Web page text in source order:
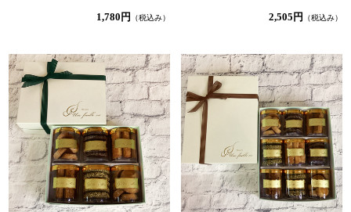
1,780円 （税込み） 2,505円 （税込み）